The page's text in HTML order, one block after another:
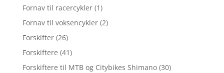
Fornav til racercykler (1)
Fornav til voksencykler (2)
Forskifter (26)
Forskiftere (41)
Forskiftere til MTB og Citybikes Shimano (30)